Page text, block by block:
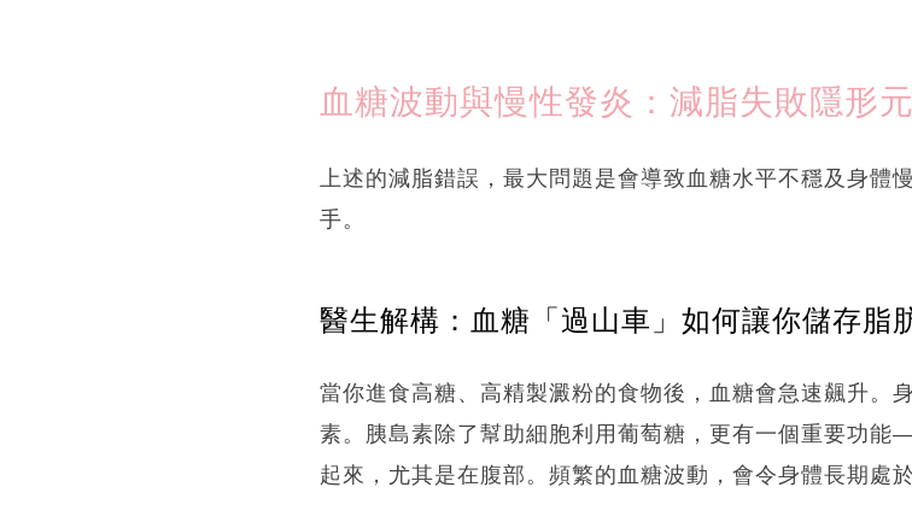
血糖波動與慢性發炎：減脂失敗隱形
上述的減脂錯誤，最大問題是會導致血糖水平不穩及身體
手。
醫生解構：血糖「過山車」如何讓你儲存脂
當你進食高糖、高精製澱粉的食物後，血糖會急速飆升。
素。胰島素除了幫助細胞利用葡萄糖，更有一個重要功
起來，尤其是在腹部。頻繁的血糖波動，會令身體長期處